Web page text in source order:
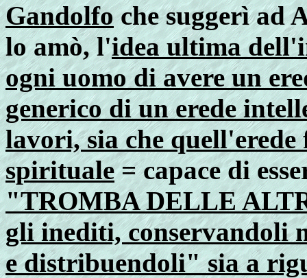
Gandolfoche suggerì ad
lo amò, l'idea ultima
ogni uomo di avere un
generico di un erede
lavori, sia che
spirituale= capace di
"TROMBA DELLE
gli inediti, conservandoli
e distribuendoli" sia a